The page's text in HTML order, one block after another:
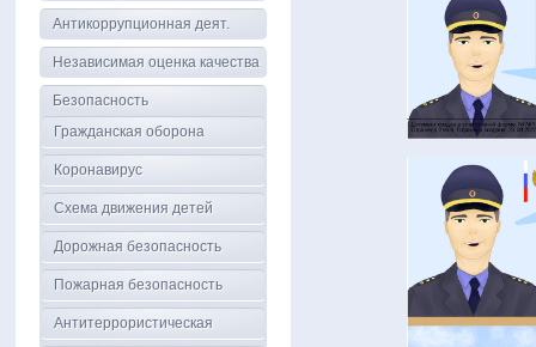
Антикоррупционная деят.
Независимая оценка качества
Безопасность
Гражданская оборона
Коронавирус
Схема движения детей
Дорожная безопасность
Пожарная безопасность
Антитеррористическая